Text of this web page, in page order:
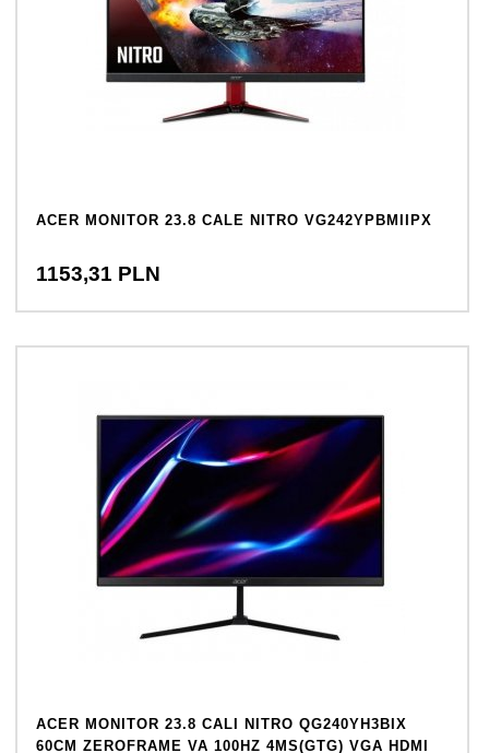
ACER MONITOR 23.8 CALE NITRO VG242YPBMIIPX
1153,31 PLN
ACER MONITOR 23.8 CALI NITRO QG240YH3BIX
60CM ZEROFRAME VA 100HZ 4MS(GTG) VGA HDMI